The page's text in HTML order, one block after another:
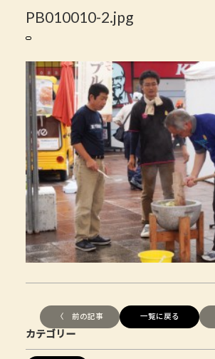
PB010010-2.jpg
〈 前の記事 一覧に戻る
カテゴリー